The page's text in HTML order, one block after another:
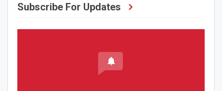
Subscribe For Updates